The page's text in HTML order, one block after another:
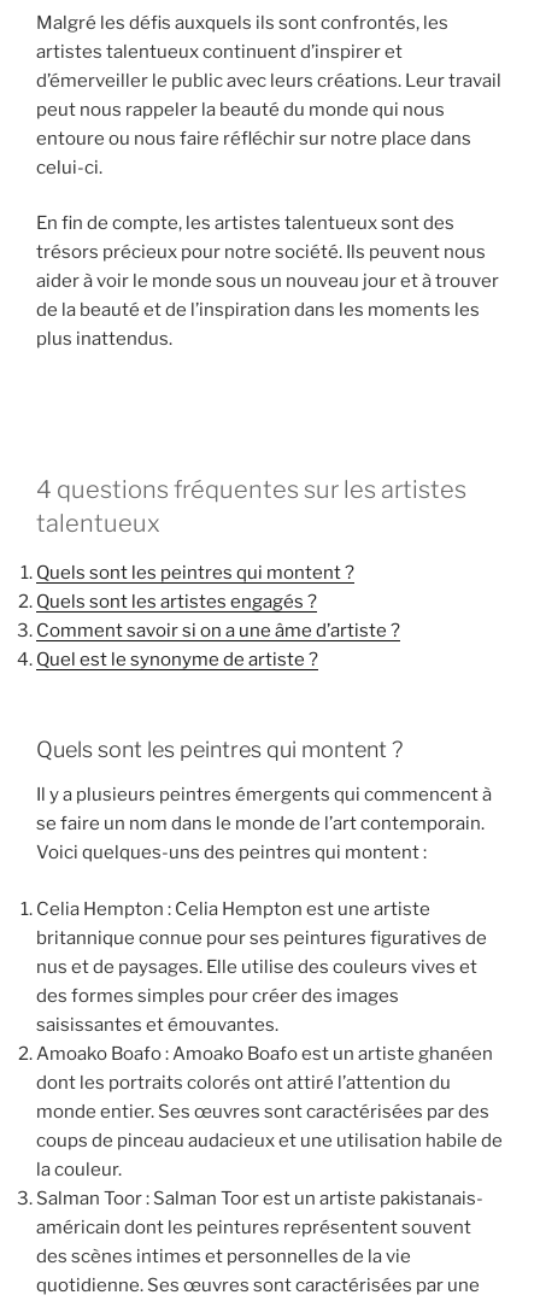
Malgré les défis auxquels ils sont confrontés, les
artistes talentueux continuent d’inspirer et
d’émerveiller le public avec leurs créations. Leur travail
peut nous rappeler la beauté du monde qui nous
entoure ou nous faire réfléchir sur notre place dans
celui-ci.
En fin de compte, les artistes talentueux sont des
trésors précieux pour notre société. Ils peuvent nous
aider à voir le monde sous un nouveau jour et à trouver
de la beauté et de l’inspiration dans les moments les
plus inattendus.
4 questions fréquentes sur les artistes
talentueux
Quels sont les peintres qui montent ?
Quels sont les artistes engagés ?
Comment savoir si on a une âme d’artiste ?
Quel est le synonyme de artiste ?
Quels sont les peintres qui montent ?
Il y a plusieurs peintres émergents qui commencent à
se faire un nom dans le monde de l’art contemporain.
Voici quelques-uns des peintres qui montent :
Celia Hempton : Celia Hempton est une artiste
britannique connue pour ses peintures figuratives de
nus et de paysages. Elle utilise des couleurs vives et
des formes simples pour créer des images
saisissantes et émouvantes.
Amoako Boafo : Amoako Boafo est un artiste ghanéen
dont les portraits colorés ont attiré l’attention du
monde entier. Ses œuvres sont caractérisées par des
coups de pinceau audacieux et une utilisation habile de
la couleur.
Salman Toor : Salman Toor est un artiste pakistanais-
américain dont les peintures représentent souvent
des scènes intimes et personnelles de la vie
quotidienne. Ses œuvres sont caractérisées par une